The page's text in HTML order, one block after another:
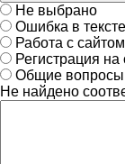
Не выбрано
Ошибка в тексте
Работа с сайтом
Регистрация на
Общие вопросы
Не найдено